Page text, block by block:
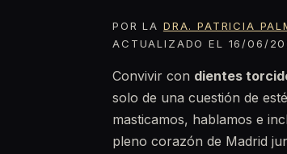
POR LA DRA. PATRICIA
ACTUALIZADO EL 16/06/
Convivir con dientes
solo de una cuestión de
masticamos, hablamos e
pleno corazón de Madrid